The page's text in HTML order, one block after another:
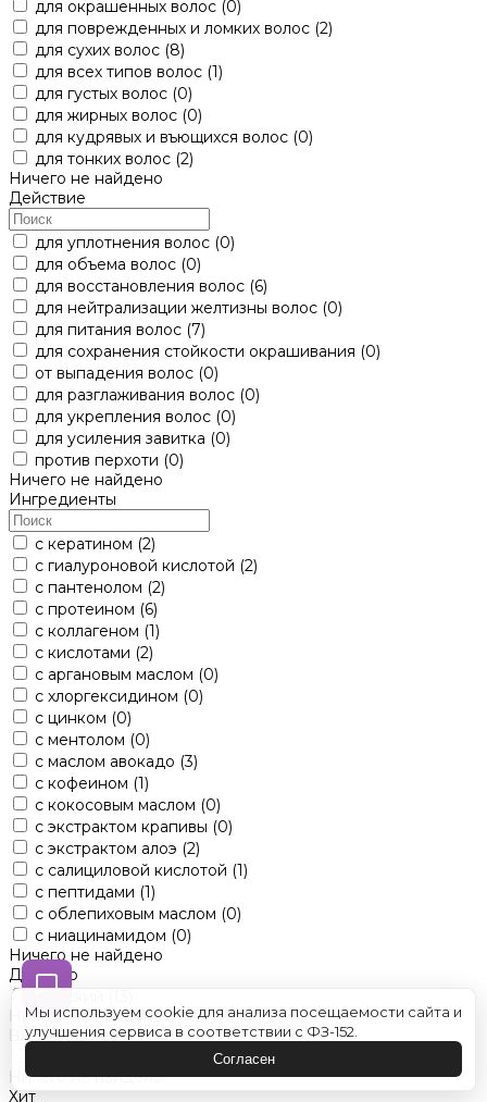
для окрашенных волос (0)
для поврежденных и ломких волос (2)
для сухих волос (8)
для всех типов волос (1)
для густых волос (0)
для жирных волос (0)
для кудрявых и въющихся волос (0)
для тонких волос (2)
Ничего не найдено
Действие
для уплотнения волос (0)
для объема волос (0)
для восстановления волос (6)
для нейтрализации желтизны волос (0)
для питания волос (7)
для сохранения стойкости окрашивания (0)
от выпадения волос (0)
для разглаживания волос (0)
для укрепления волос (0)
для усиления завитка (0)
против перхоти (0)
Ничего не найдено
Ингредиенты
с кератином (2)
с гиалуроновой кислотой (2)
с пантенолом (2)
с протеином (6)
с коллагеном (1)
с кислотами (2)
с аргановым маслом (0)
с хлоргексидином (0)
с цинком (0)
с ментолом (0)
с маслом авокадо (3)
с кофеином (1)
с кокосовым маслом (0)
с экстрактом крапивы (0)
с экстрактом алоэ (2)
с салициловой кислотой (1)
с пептидами (1)
с облепиховым маслом (0)
с ниацинамидом (0)
Ничего не найдено
Для кого
Ничего не найдено
Вид средства
Ничего не найдено
Хит
Мы используем cookie для анализа посещаемости сайта и
улучшения сервиса в соответствии с ФЗ-152.
Согласен